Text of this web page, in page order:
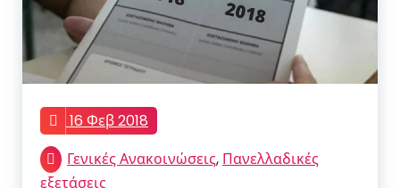
16 Φεβ 2018
Γενικές Ανακοινώσεις, Πανελλαδικές
εξετάσεις